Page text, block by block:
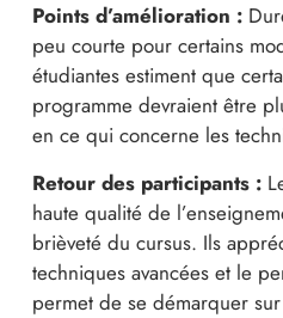
Points d’amélioration :
peu courte pour certains
étudiantes estiment que
programme devraient être
en ce qui concerne les
Retour des participants :
haute qualité de
brièveté du cursus. Ils
techniques avancées et le
permet de se démarquer